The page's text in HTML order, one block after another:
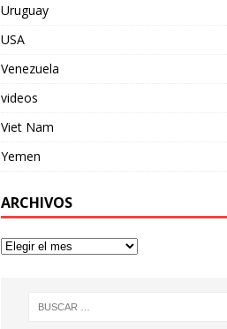
Uruguay
USA
Venezuela
videos
Viet Nam
Yemen
ARCHIVOS